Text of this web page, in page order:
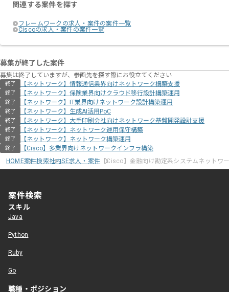
関連する案件を探す
フレームワークの求人・案件の案件一覧
Ciscoの求人・案件の案件一覧
募集が終了した案件
募集は終了していますが、参画先を探す際にお役立てください
終了 【ネットワーク】情報通信業界向けネットワーク構築支援
終了 【ネットワーク】保険業界向けクラウド移行設計構築運用
終了 【ネットワーク】IT業界向けネットワーク設計構築運用
終了 【ネットワーク】生成AI活用PoC
終了 【ネットワーク】大手印刷会社向けネットワーク基盤開発設計支援
終了 【ネットワーク】ネットワーク運用保守構築
終了 【ネットワーク】ネットワーク構築運用
終了
【Cisco】多業界向けネットワークインフラ構築
HOME案件検索社内SE求人・案件 【Cisco】金融向け勘定系システムネットワ
案件検索
スキル
Java
Python
Ruby
Go
職種・ポジション